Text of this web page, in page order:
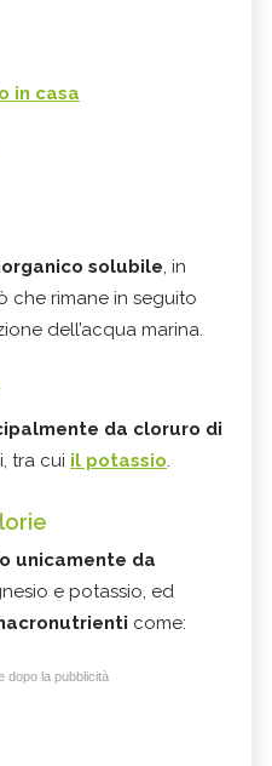
in casa
solubile, in
che rimane in seguito
dell’acqua marina.
da cloruro di
tra cui il potassio.
unicamente da
e potassio, ed
come:
dopo la pubblicità